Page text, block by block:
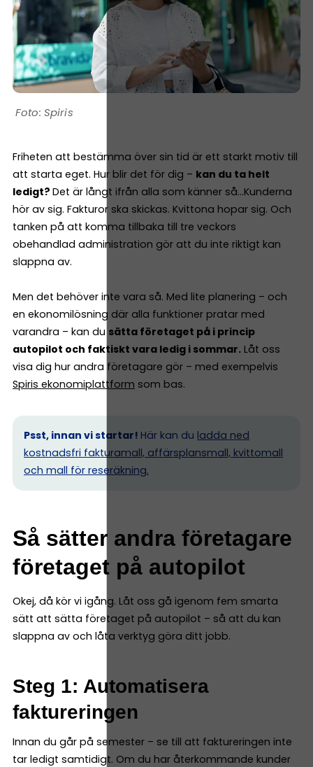
Spiris
Friheten att bestämma över sin tid är ett starkt motiv till
att starta eget. Hur blir det för dig – kan du ta helt
ledigt? Det är långt ifrån alla som känner så…Kunderna
hör av sig. Fakturor ska skickas. Kvittona hopar sig. Och
tanken på att komma tillbaka till tre veckors
obehandlad administration gör att du inte riktigt kan
slappna av.
Men det behöver inte vara så. Med lite planering – och
en ekonomilösning där alla funktioner pratar med
varandra – kan du sätta företaget på i princip
autopilot och faktiskt vara ledig i sommar. Låt oss
visa dig hur andra företagare gör – med exempelvis
Spiris ekonomiplattform som bas.
Psst, innan vi startar! Här kan du ladda ned
kostnadsfri fakturamall, affärsplansmall, kvittomall
och mall för reseräkning.
Så sätter andra företagare
företaget på autopilot
Okej, då kör vi igång. Låt oss gå igenom fem smarta
sätt att sätta företaget på autopilot – så att du kan
slappna av och låta verktyg göra ditt jobb.
Steg 1: Automatisera
faktureringen
Innan du går på semester – se till att faktureringen inte
tar ledigt samtidigt. Om du har återkommande kunder